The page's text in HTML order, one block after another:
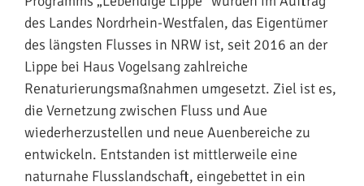
des Landes Nordrhein-Westfalen, das Eigentümer
des längsten Flusses in NRW ist, seit 2016 an der
Lippe bei Haus Vogelsang zahlreiche
Renaturierungsmaßnahmen umgesetzt. Ziel ist es,
die Vernetzung zwischen Fluss und Aue
wiederherzustellen und neue Auenbereiche zu
entwickeln. Entstanden ist mittlerweile eine
naturnahe Flusslandschaft, eingebettet in ein